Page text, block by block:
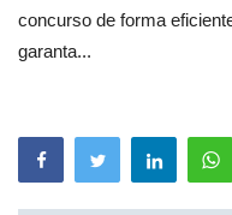
concurso de forma
garanta...